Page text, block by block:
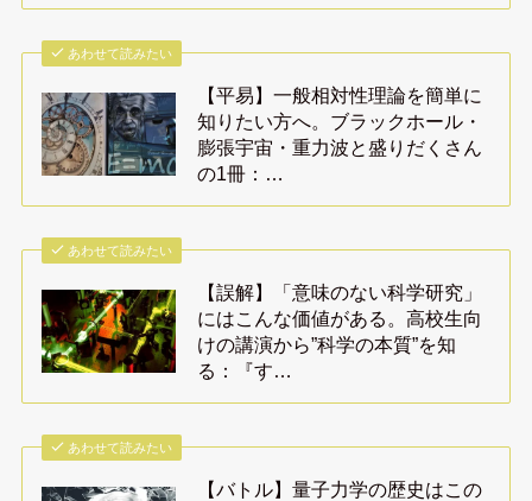
あわせて読みたい
【平易】一般相対性理論を簡単に
知りたい方へ。ブラックホール・
膨張宇宙・重力波と盛りだくさん
の1冊：…
あわせて読みたい
【誤解】「意味のない科学研究」
にはこんな価値がある。高校生向
けの講演から”科学の本質”を知
る：『す…
あわせて読みたい
【バトル】量子力学の歴史はこの